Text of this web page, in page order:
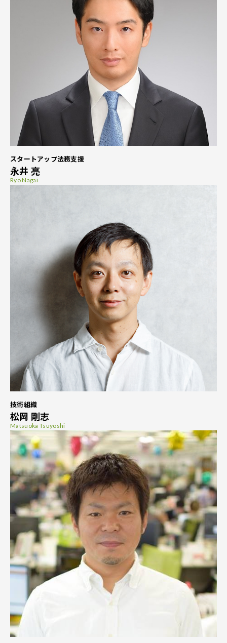
スタートアップ法務支援
永井 亮
Ryo Nagai
技術組織
松岡 剛志
Matsuoka Tsuyoshi